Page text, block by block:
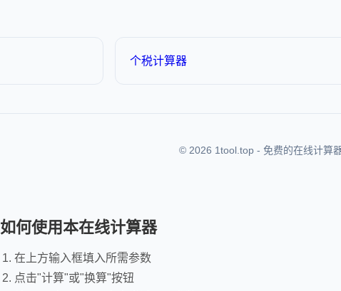
个税计算器
© 2026 1tool.top - 免费的在线计算
如何使用本在线计算器
在上方输入框填入所需参数
点击"计算"或"换算"按钮